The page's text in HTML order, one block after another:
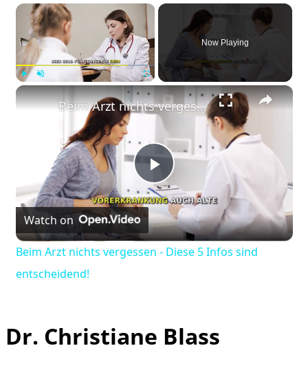
×
Now Playing
×
Play
Video
Beim Arzt nichts vergessen - Diese 5 Infos sind entscheidend!
Watch on
Beim Arzt nichts vergessen - Diese 5 Infos sind
entscheidend!
Dr. Christiane Blass